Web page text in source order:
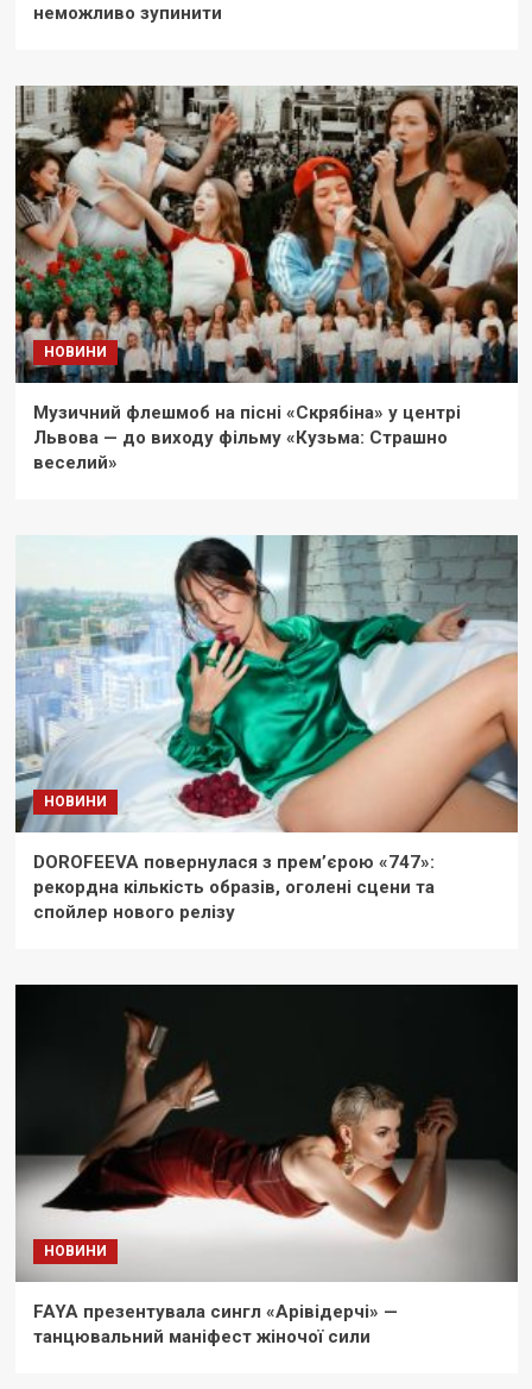
неможливо зупинити
НОВИНИ
Музичний флешмоб на пісні «Скрябіна» у центрі
Львова — до виходу фільму «Кузьма: Страшно
веселий»
НОВИНИ
DOROFEEVA повернулася з прем’єрою «747»:
рекордна кількість образів, оголені сцени та
спойлер нового релізу
НОВИНИ
FAYA презентувала сингл «Арівідерчі» —
танцювальний маніфест жіночої сили